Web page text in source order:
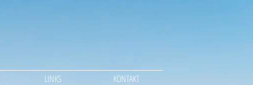
LINKS KONTAKT